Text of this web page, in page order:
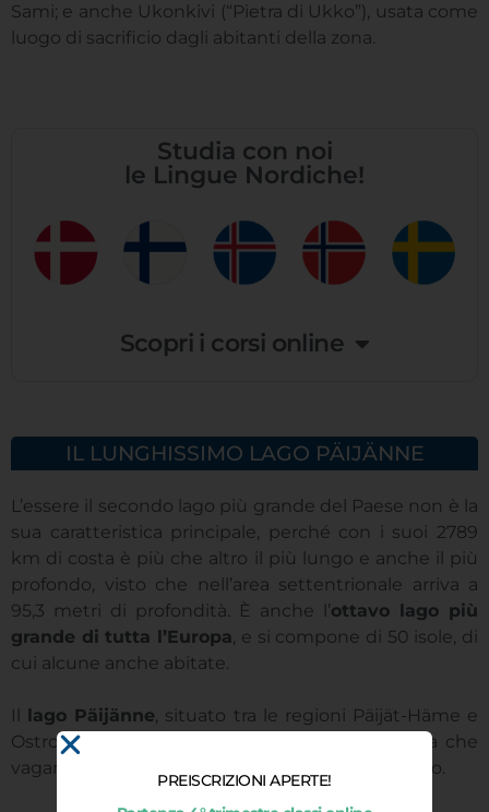
Sami; e anche Ukonkivi (“Pietra di Ukko”), usata come
luogo di sacrificio dagli abitanti della zona.
Studia con noi
le Lingue Nordiche!
Scopri i corsi online
IL LUNGHISSIMO LAGO PÄIJÄNNE
L’essere il secondo lago più grande del Paese non è la
sua caratteristica principale, perché con i suoi 2789
km di costa è più che altro il più lungo e anche il più
profondo, visto che nell’area settentrionale arriva a
95,3 metri di profondità. È anche l’ottavo lago più
grande di tutta l’Europa , e si compone di 50 isole, di
cui alcune anche abitate.
Il lago Päijänne , situato tra le regioni Päijät-Häme e
Ostrobotnia centrale ha una forma lunghissima che
vagamente può ricordare quella del lago di Como.
PREISCRIZIONI APERTE!